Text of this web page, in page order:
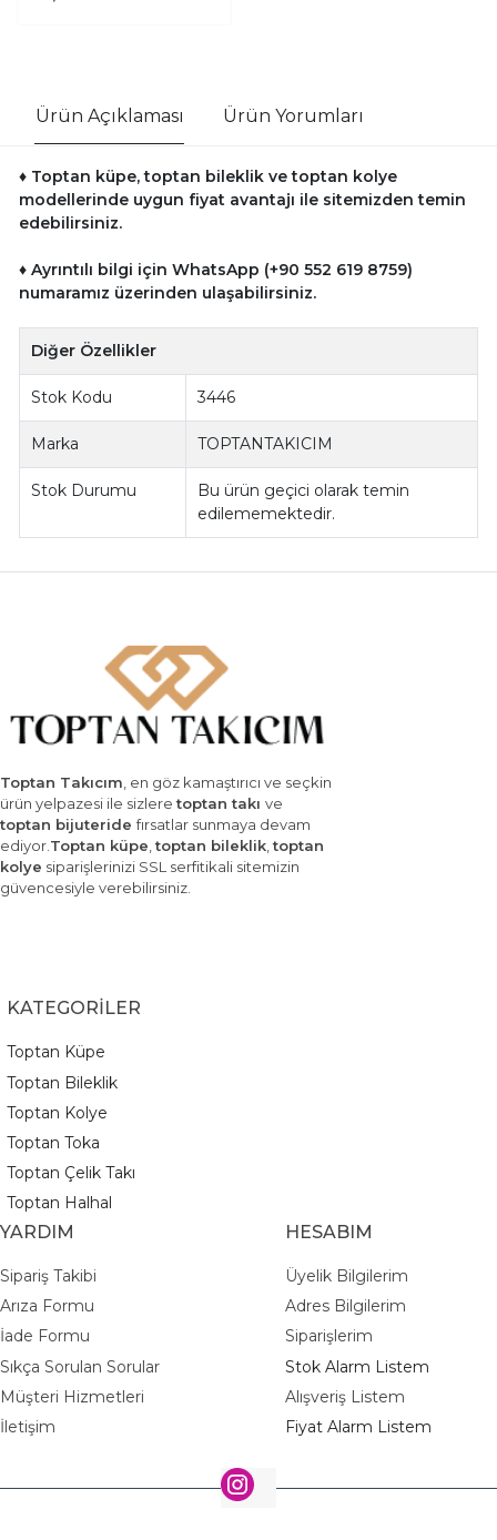
Ürün Açıklaması Ürün Yorumları
♦ Toptan küpe, toptan bileklik ve toptan kolye
modellerinde uygun fiyat avantajı ile sitemizden temin
edebilirsiniz.
♦ Ayrıntılı bilgi için WhatsApp (+90 552 619 8759)
numaramız üzerinden ulaşabilirsiniz.
Diğer Özellikler
Stok Kodu 3446
Marka TOPTANTAKICIM
Stok Durumu
Bu ürün geçici olarak temin
edilememektedir.
Toptan Takıcım, en göz kamaştırıcı ve seçkin
ürün yelpazesi ile sizleretoptan takı ve
toptan bijuteridefırsatlar sunmaya devam
ediyor.Toptan küpe,toptan bileklik,toptan
kolye siparişlerinizi SSL serfitikali sitemizin
güvencesiyle verebilirsiniz.
KATEGORİLER
Toptan Küpe
Toptan Bileklik
Toptan Kolye
Toptan Toka
Toptan Çelik Takı
Toptan Halhal
YARDIM
Sipariş Takibi
Arıza Formu
İade Formu
Sıkça Sorulan Sorular
Müşteri Hizmetleri
İletişim
HESABIM
Üyelik Bilgilerim
Adres Bilgilerim
Siparişlerim
Stok Alarm Listem
Alışveriş Listem
Fiyat Alarm Listem